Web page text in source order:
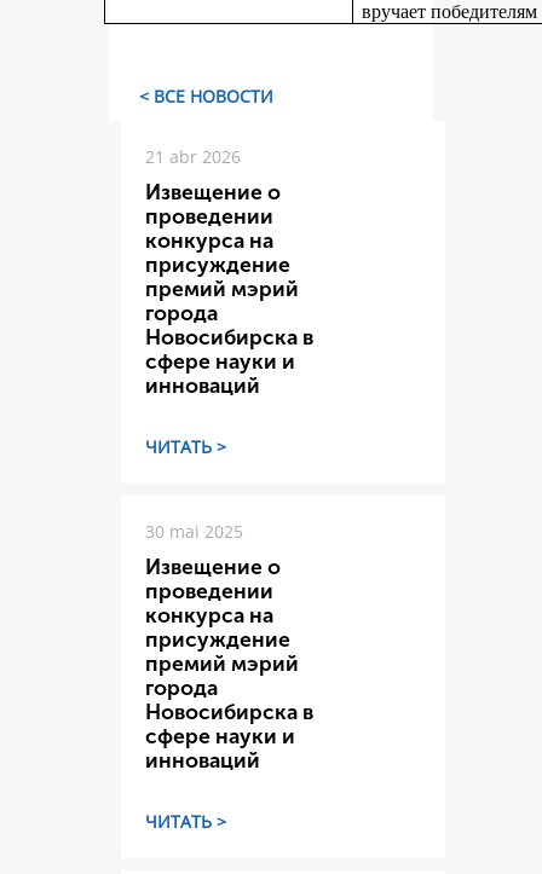
вручает
< ВСЕ НОВОСТИ
21 abr 2026
Извещение о
проведении
конкурса на
присуждение
премий мэрий
города
Новосибирска в
сфере науки и
инноваций
ЧИТАТЬ >
30 mai 2025
Извещение о
проведении
конкурса на
присуждение
премий мэрий
города
Новосибирска в
сфере науки и
инноваций
ЧИТАТЬ >